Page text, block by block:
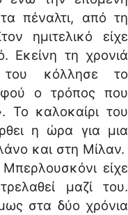
πέναλτι, από τη
ημιτελικό είχε
Εκείνη τη χρονιά
κόλλησε το
ο τρόπος που
Το καλοκαίρι του
η ώρα για μια
και στη Μίλαν.
είχε
μαζί του.
στα δύο χρόνια